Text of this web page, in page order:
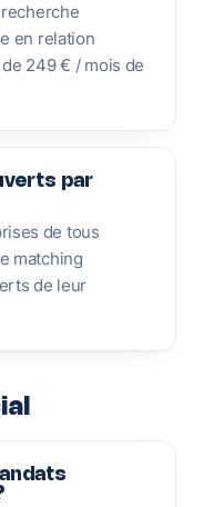
en relation
249 € / mois de
par
de tous
matching
de leur